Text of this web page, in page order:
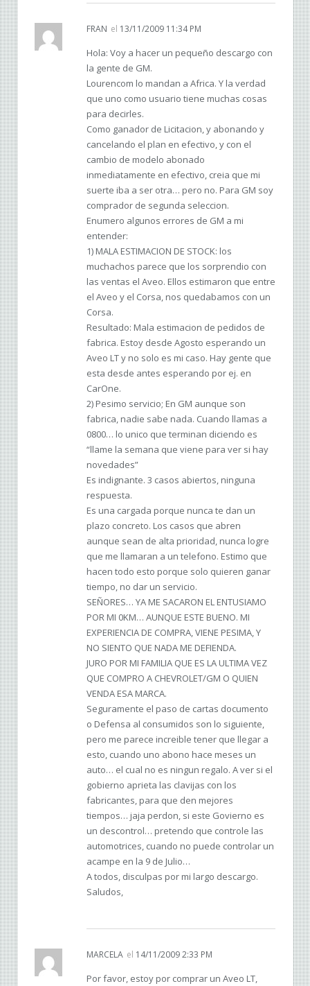
FRAN el 13/11/2009 11:34 PM
Hola: Voy a hacer un pequeño descargo con
la gente de GM.
Lourencom lo mandan a Africa. Y la verdad
que uno como usuario tiene muchas cosas
para decirles.
Como ganador de Licitacion, y abonando y
cancelando el plan en efectivo, y con el
cambio de modelo abonado
inmediatamente en efectivo, creia que mi
suerte iba a ser otra… pero no. Para GM soy
comprador de segunda seleccion.
Enumero algunos errores de GM a mi
entender:
1) MALA ESTIMACION DE STOCK: los
muchachos parece que los sorprendio con
las ventas el Aveo. Ellos estimaron que entre
el Aveo y el Corsa, nos quedabamos con un
Corsa.
Resultado: Mala estimacion de pedidos de
fabrica. Estoy desde Agosto esperando un
Aveo LT y no solo es mi caso. Hay gente que
esta desde antes esperando por ej. en
CarOne.
2) Pesimo servicio; En GM aunque son
fabrica, nadie sabe nada. Cuando llamas a
0800… lo unico que terminan diciendo es
“llame la semana que viene para ver si hay
novedades”
Es indignante. 3 casos abiertos, ninguna
respuesta.
Es una cargada porque nunca te dan un
plazo concreto. Los casos que abren
aunque sean de alta prioridad, nunca logre
que me llamaran a un telefono. Estimo que
hacen todo esto porque solo quieren ganar
tiempo, no dar un servicio.
SEÑORES… YA ME SACARON EL ENTUSIAMO
POR MI 0KM… AUNQUE ESTE BUENO. MI
EXPERIENCIA DE COMPRA, VIENE PESIMA, Y
NO SIENTO QUE NADA ME DEFIENDA.
JURO POR MI FAMILIA QUE ES LA ULTIMA VEZ
QUE COMPRO A CHEVROLET/GM O QUIEN
VENDA ESA MARCA.
Seguramente el paso de cartas documento
o Defensa al consumidos son lo siguiente,
pero me parece increible tener que llegar a
esto, cuando uno abono hace meses un
auto… el cual no es ningun regalo. A ver si el
gobierno aprieta las clavijas con los
fabricantes, para que den mejores
tiempos… jaja perdon, si este Govierno es
un descontrol… pretendo que controle las
automotrices, cuando no puede controlar un
acampe en la 9 de Julio…
A todos, disculpas por mi largo descargo.
Saludos,
MARCELA el 14/11/2009 2:33 PM
Por favor, estoy por comprar un Aveo LT,